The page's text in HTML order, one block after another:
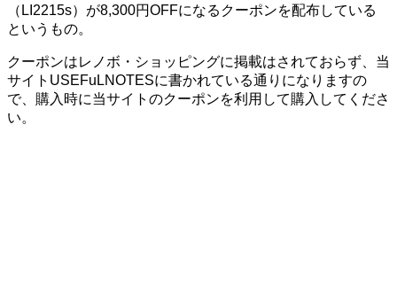
（LI2215s）が8,300円OFFになるクーポンを配布している
というもの。
クーポンはレノボ・ショッピングに掲載はされておらず、当
サイトUSEFuLNOTESに書かれている通りになりますの
で、購入時に当サイトのクーポンを利用して購入してくださ
い。